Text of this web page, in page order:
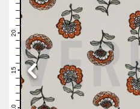
11
13
14
15
16
21
23